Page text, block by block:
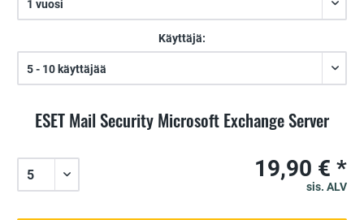
ESET Mail Security Microsoft Exchange Server
Käyttäjä:
19,90 € *
sis. ALV